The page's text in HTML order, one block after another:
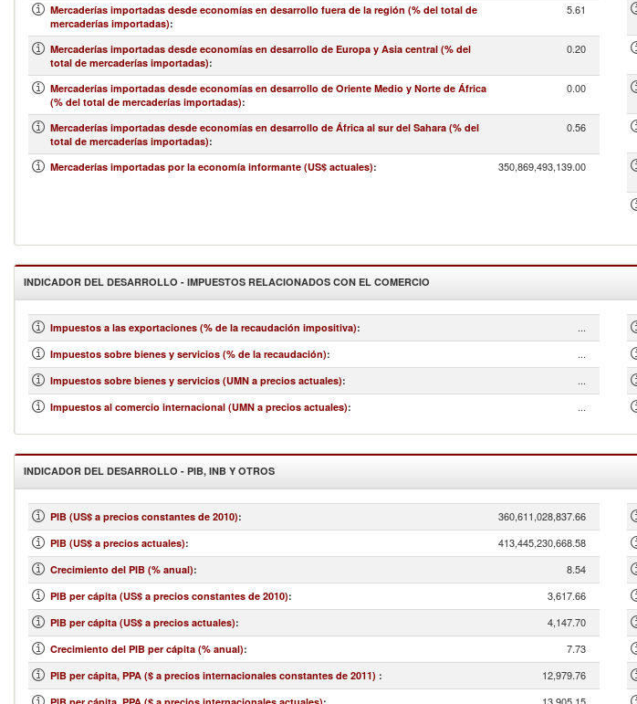
Mercaderías importadas desde economías en desarrollo fuera de la región (% del total de
mercaderías importadas):
5.61
Mercaderías importadas desde economías en desarrollo de Europa y Asia central (% del
total de mercaderías importadas):
0.20
Mercaderías importadas desde economías en desarrollo de Oriente Medio y Norte de África
(% del total de mercaderías importadas):
0.00
Mercaderías importadas desde economías en desarrollo de África al sur del Sahara (% del
total de mercaderías importadas):
0.56
Mercaderías importadas por la economía informante (US$ actuales): 350,869,493,139.00
INDICADOR DEL DESARROLLO - IMPUESTOS RELACIONADOS CON EL COMERCIO
Impuestos a las exportaciones (% de la recaudación impositiva): ...
Impuestos sobre bienes y servicios (% de la recaudación): ...
Impuestos sobre bienes y servicios (UMN a precios actuales): ...
Impuestos al comercio internacional (UMN a precios actuales): ...
INDICADOR DEL DESARROLLO - PIB, INB Y OTROS
PIB (US$ a precios constantes de 2010): 360,611,028,837.66
PIB (US$ a precios actuales): 413,445,230,668.58
Crecimiento del PIB (% anual): 8.54
PIB per cápita (US$ a precios constantes de 2010): 3,617.66
PIB per cápita (US$ a precios actuales): 4,147.70
Crecimiento del PIB per cápita (% anual): 7.73
PIB per cápita, PPA ($ a precios internacionales constantes de 2011) : 12,979.76